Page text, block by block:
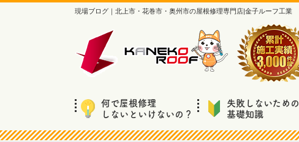
現場ブログ｜北上市・花巻市・奥州市の屋根修理専門店|金子ルーフ工業
何で屋根修理
しないといけないの？
失敗しないための
基礎知識